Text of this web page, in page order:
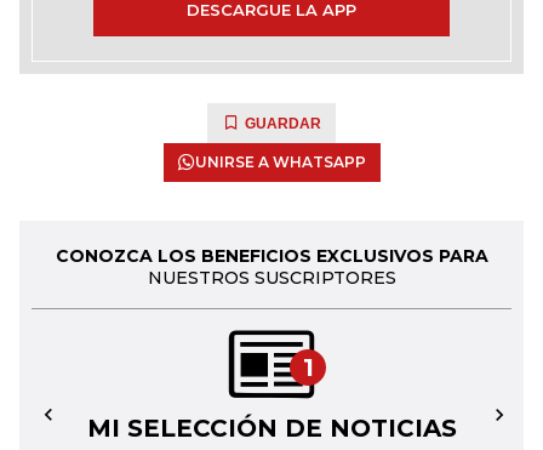
DESCARGUE LA APP
GUARDAR
UNIRSE A WHATSAPP
CONOZCA LOS BENEFICIOS EXCLUSIVOS PARA
NUESTROS SUSCRIPTORES
1
MI SELECCIÓN DE NOTICIAS
← →